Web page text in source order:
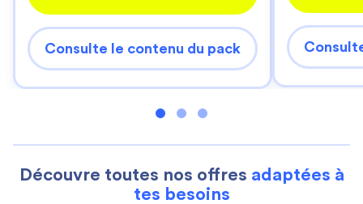
Consulte le contenu du pack
Découvre toutes nos offres adaptées à
tes besoins